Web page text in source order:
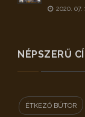
2020. 07.
NÉPSZERŰ
ÉTKEZŐ BÚTOR